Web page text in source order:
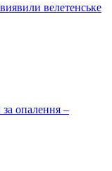
велетенське
за опалення –